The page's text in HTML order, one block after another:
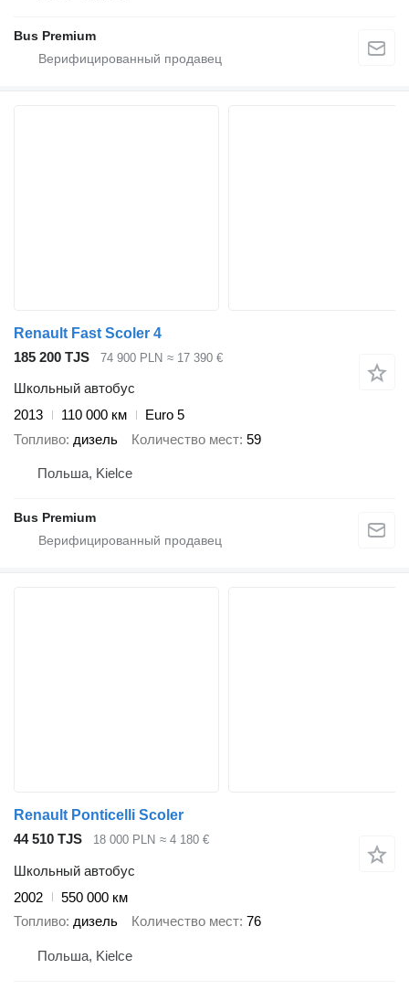
Bus Premium
Renault Fast Scoler 4
185 200 TJS
74 900 PLN ≈ 17 390 €
Школьный автобус
2013
110 000 км
Euro 5
Топливо дизель Количество мест 59
Польша, Kielce
Bus Premium
Renault Ponticelli Scoler
44 510 TJS
18 000 PLN ≈ 4 180 €
Школьный автобус
2002
550 000 км
Топливо дизель Количество мест 76
Польша, Kielce